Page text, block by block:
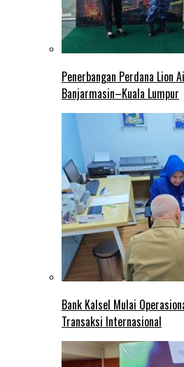
Penerbangan Perdana Lion
Banjarmasin–Kuala Lumpur
Bank Kalsel Mulai
Transaksi Internasional